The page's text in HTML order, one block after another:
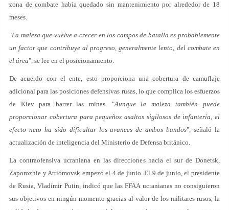
zona de combate había quedado sin mantenimiento por alrededor de 18
meses.
"La maleza que vuelve a crecer en los campos de batalla es probablemente
un factor que contribuye al progreso, generalmente lento, del combate en
el área", se lee en el posicionamiento.
De acuerdo con el ente, esto proporciona una cobertura de camuflaje
adicional para las posiciones defensivas rusas, lo que complica los esfuerzos
de Kiev para barrer las minas. "Aunque la maleza también puede
proporcionar cobertura para pequeños asaltos sigilosos de infantería, el
efecto neto ha sido dificultar los avances de ambos bandos", señaló la
actualización de inteligencia del Ministerio de Defensa británico.
La contraofensiva ucraniana en las direcciones hacia el sur de Donetsk,
Zaporozhie y Artiómovsk empezó el 4 de junio. El 9 de junio, el presidente
de Rusia, Vladímir Putin, indicó que las FFAA ucranianas no consiguieron
sus objetivos en ningún momento gracias al valor de los militares rusos, la